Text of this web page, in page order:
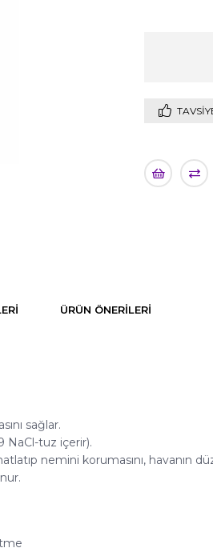
ÜRÜN ÖNERILERI
sağlar.
NaCl-tuz içerir).
nemini korumasını,